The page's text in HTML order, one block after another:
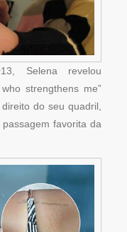
Selena revelou
strengthens me”
do seu quadril,
favorita da